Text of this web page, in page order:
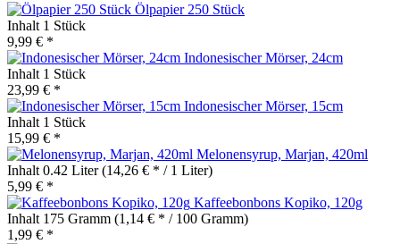
Ölpapier 250 Stück
Inhalt 1 Stück
9,99 € *
Indonesischer Mörser, 24cm
Inhalt 1 Stück
23,99 € *
Indonesischer Mörser, 15cm
Inhalt 1 Stück
15,99 € *
Melonensyrup, Marjan, 420ml
Inhalt 0.42 Liter(14,26 € * / 1 Liter)
5,99 € *
Kaffeebonbons Kopiko, 120g
Inhalt 175 Gramm (1,14 € * / 100 Gramm)
1,99 € *